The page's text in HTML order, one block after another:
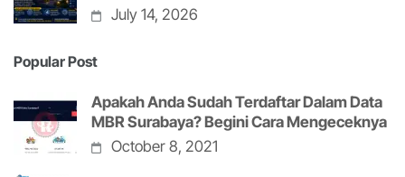
July 14, 2026
Popular Post
Apakah Anda Sudah Terdaftar Dalam Data
MBR Surabaya? Begini Cara Mengeceknya
October 8, 2021